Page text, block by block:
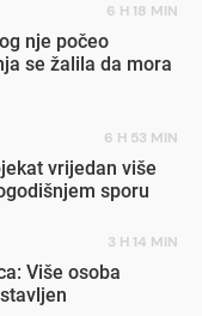
6 H 18 MIN
nje počeo
se žalila da mora
6 H 53 MIN
vrijedan više
sporu
3 H 14 MIN
Više osoba